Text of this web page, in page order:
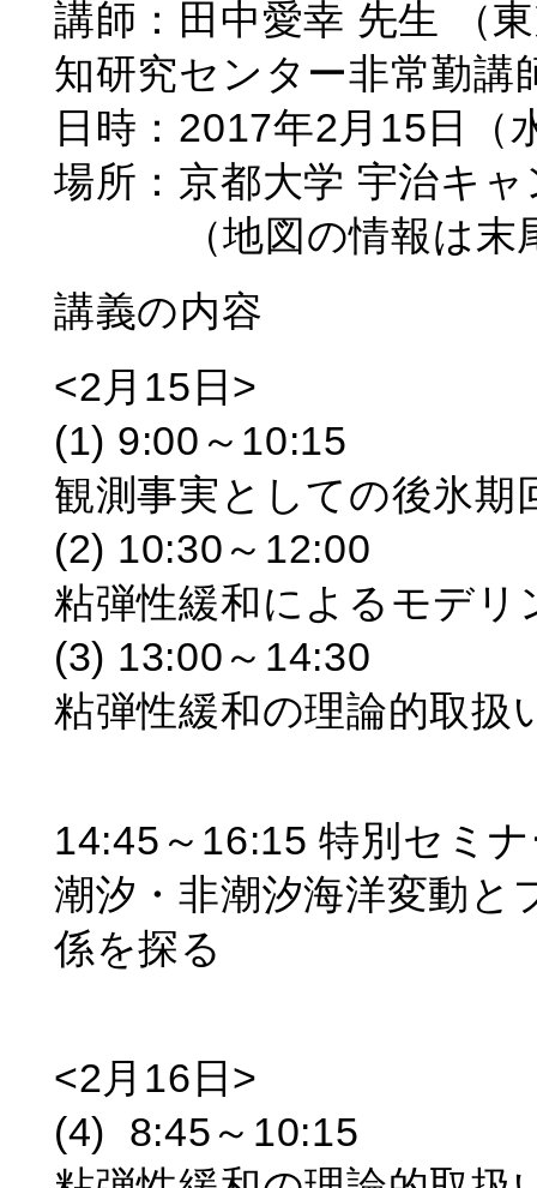
講師：田中愛幸 先生 （
知研究センター非常勤講
日時：2017年2月15日（
場所：京都大学 宇治キ
（地図の情報は末
講義の内容
<2月15日>
(1) 9:00～10:15
観測事実としての後氷期
(2) 10:30～12:00
粘弾性緩和によるモデリ
(3) 13:00～14:30
粘弾性緩和の理論的取扱
14:45～16:15 特別セミ
潮汐・非潮汐海洋変動と
係を探る
<2月16日>
(4) 8:45～10:15